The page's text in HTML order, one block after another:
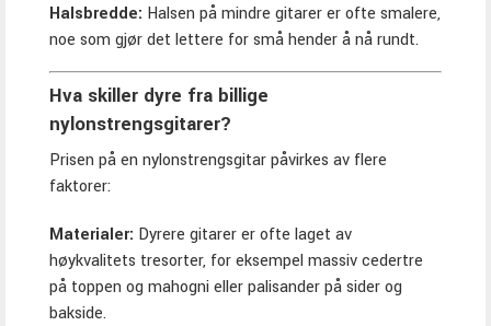
Halsbredde: Halsen på mindre gitarer er ofte smalere,
noe som gjør det lettere for små hender å nå rundt.
Hva skiller dyre fra billige
nylonstrengsgitarer?
Prisen på en nylonstrengsgitar påvirkes av flere
faktorer:
Materialer: Dyrere gitarer er ofte laget av
høykvalitets tresorter, for eksempel massiv cedertre
på toppen og mahogni eller palisander på sider og
bakside.